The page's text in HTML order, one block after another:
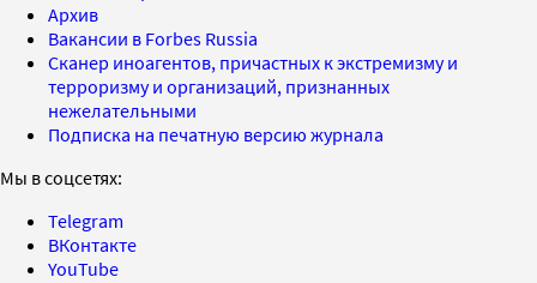
Архив
Вакансии в Forbes Russia
Сканер иноагентов, причастных к экстремизму и
терроризму и организаций, признанных
нежелательными
Подписка на печатную версию журнала
Мы в соцсетях:
Telegram
ВКонтакте
YouTube